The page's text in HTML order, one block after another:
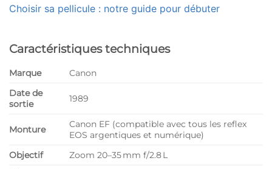
Choisir sa pellicule : notre guide pour débuter
Caractéristiques techniques
Marque
Canon
Date de
sortie
1989
Monture
Canon EF (compatible avec tous les reflex
EOS argentiques et numérique)
Objectif
Zoom 20–35 mm f/2.8 L